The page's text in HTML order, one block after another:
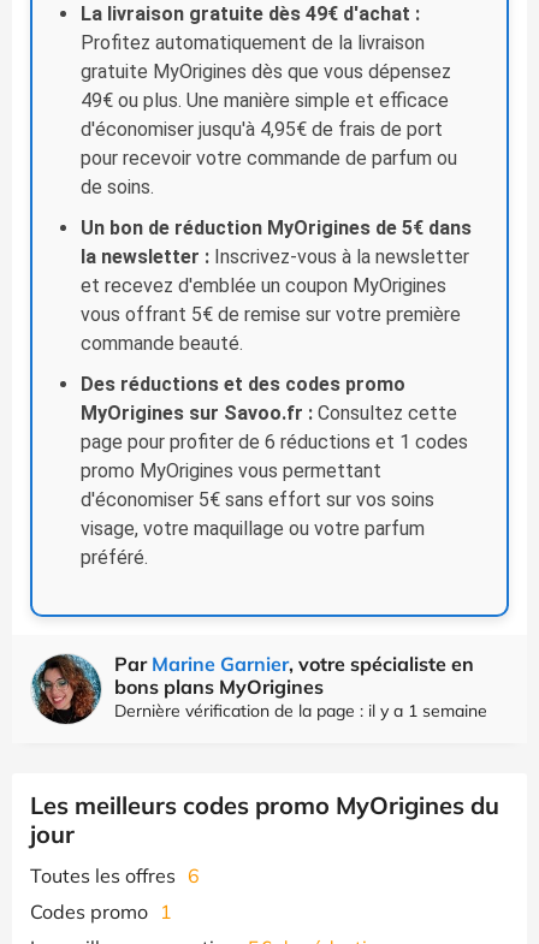
La livraison gratuite dès 49€ d'achat :
Profitez automatiquement de la livraison
gratuite MyOrigines dès que vous dépensez
49€ ou plus. Une manière simple et efficace
d'économiser jusqu'à 4,95€ de frais de port
pour recevoir votre commande de parfum ou
de soins.
Un bon de réduction MyOrigines de 5€ dans
la newsletter : Inscrivez-vous à la newsletter
et recevez d'emblée un coupon MyOrigines
vous offrant 5€ de remise sur votre première
commande beauté.
Des réductions et des codes promo
MyOrigines sur Savoo.fr : Consultez cette
page pour profiter de 6 réductions et 1 codes
promo MyOrigines vous permettant
d'économiser 5€ sans effort sur vos soins
visage, votre maquillage ou votre parfum
préféré.
Par Marine Garnier, votre spécialiste en
bons plans MyOrigines
Dernière vérification de la page : il y a 1 semaine
Les meilleurs codes promo MyOrigines du
jour
Toutes les offres 6
Codes promo 1